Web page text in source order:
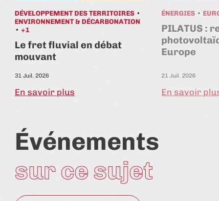
DÉVELOPPEMENT DES TERRITOIRES
ENVIRONNEMENT & DÉCARBONATION
+1
Le fret fluvial en débat
mouvant
31 Juil. 2026
En savoir plus
ÉNERGIES
PILATUS :
Europe
21 Juil. 2026
En savoir
Événements
sur ce sujet